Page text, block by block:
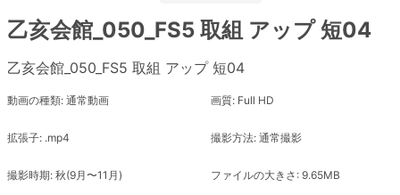
乙亥会館_050_FS5 取組 アップ 短04
乙亥会館_050_FS5 取組 アップ 短04
動画の種類: 通常動画 画質: Full HD
拡張子: .mp4 撮影方法: 通常撮影
撮影時期: 秋(9月〜11月) ファイルの大きさ: 9.65MB